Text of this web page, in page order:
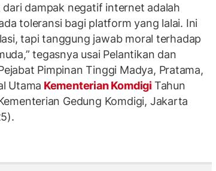
dari dampak negatif internet adalah
toleransi bagi platform yang lalai. Ini
tapi tanggung jawab moral terhadap
tegasnya usai Pelantikan dan
Pimpinan Tinggi Madya, Pratama,
Utama Kementerian Komdigi Tahun
Gedung Komdigi, Jakarta